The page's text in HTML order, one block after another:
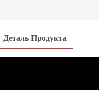
Деталь Продукта